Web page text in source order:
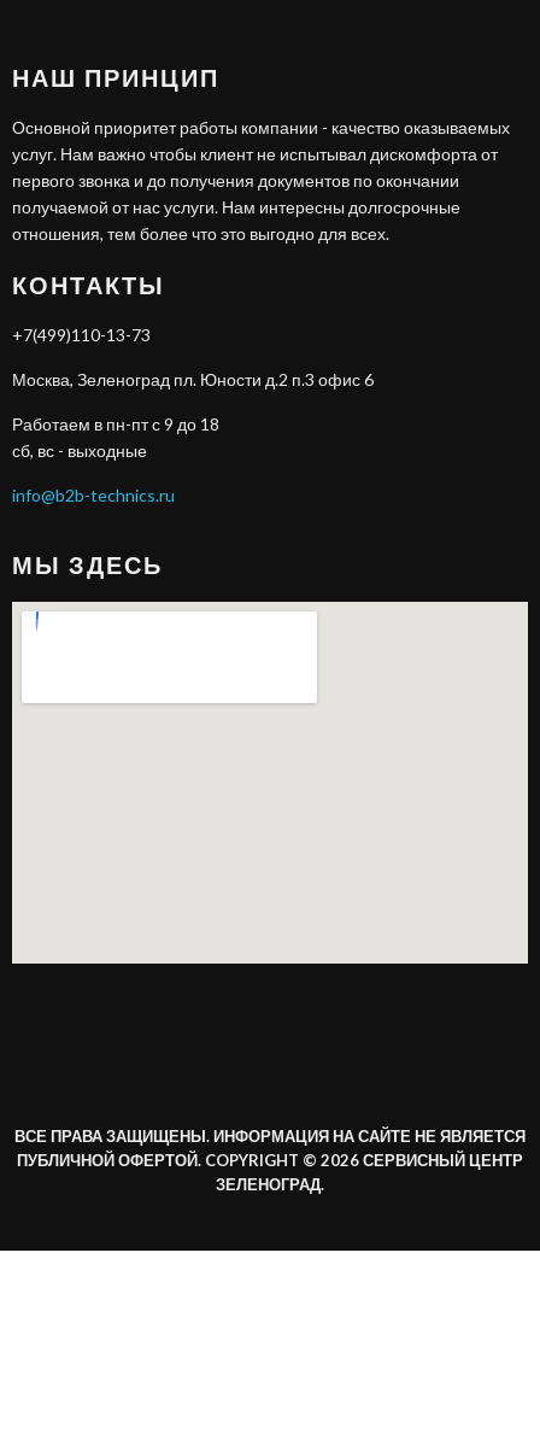
НАШ ПРИНЦИП
Основной приоритет работы компании - качество оказываемых
услуг. Нам важно чтобы клиент не испытывал дискомфорта от
первого звонка и до получения документов по окончании
получаемой от нас услуги. Нам интересны долгосрочные
отношения, тем более что это выгодно для всех.
КОНТАКТЫ
+7(499)110-13-73
Москва, Зеленоград пл. Юности д.2 п.3 офис 6
Работаем в пн-пт с 9 до 18
сб, вс - выходные
info@b2b-technics.ru
МЫ ЗДЕСЬ
ВСЕ ПРАВА ЗАЩИЩЕНЫ. ИНФОРМАЦИЯ НА САЙТЕ НЕ ЯВЛЯЕТСЯ
ПУБЛИЧНОЙ ОФЕРТОЙ. COPYRIGHT © 2026 СЕРВИСНЫЙ ЦЕНТР
ЗЕЛЕНОГРАД.